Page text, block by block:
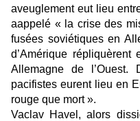
aveuglement eut lieu
aappelé « la crise des
fusées soviétiques en
d’Amérique répliquèrent
Allemagne de l’Ouest.
pacifistes eurent lieu en
rouge que mort».
Vaclav Havel, alors